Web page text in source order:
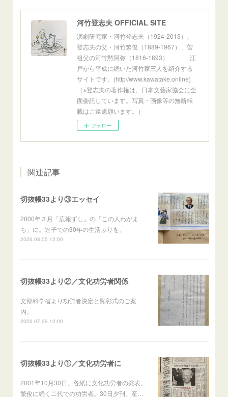
河竹登志夫 OFFICIAL SITE
演劇研究家・河竹登志夫（1924-2013）、
登志夫の父・河竹繁俊（1889-1967）、曽
祖父の河竹黙阿弥（1816-1893） 江
戸から平成に続いた河竹家三人を紹介する
サイトです。(http//www.kawatake.online)
（※登志夫の著作権は、日本文藝家協会に全
面委託しています。写真・画像等の無断転
載はご遠慮願います。）
フォロー
関連記事
切抜帳33より③エッセイ
2000年３月「広報ずし」の「この人わがま
ち」に。逗子での30年の生活ぶりを。
2026.08.05 12:00
切抜帳33より②／文化功労者関係
文部科学省より功労者決定と顕彰式のご案
内。
2026.07.29 12:00
切抜帳33より①／文化功労者に
2001年10月30日、各紙に文化功労者の発表。
繁俊に続く二代での功労者。30日夕刊、産…